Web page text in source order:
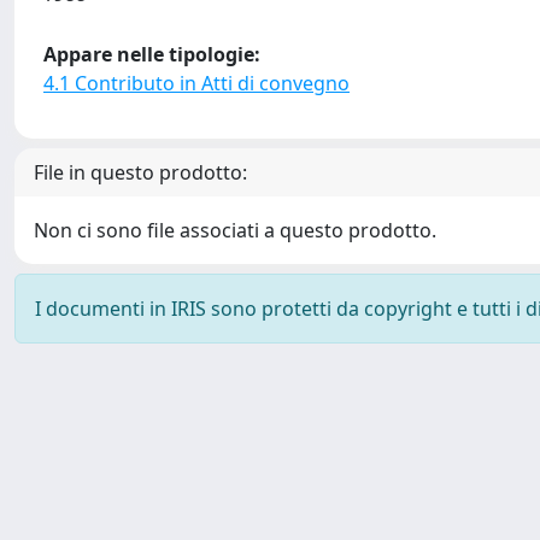
Appare nelle tipologie:
4.1 Contributo in Atti di convegno
File in questo prodotto:
Non ci sono file associati a questo prodotto.
I documenti in IRIS sono protetti da copyright e tutti i